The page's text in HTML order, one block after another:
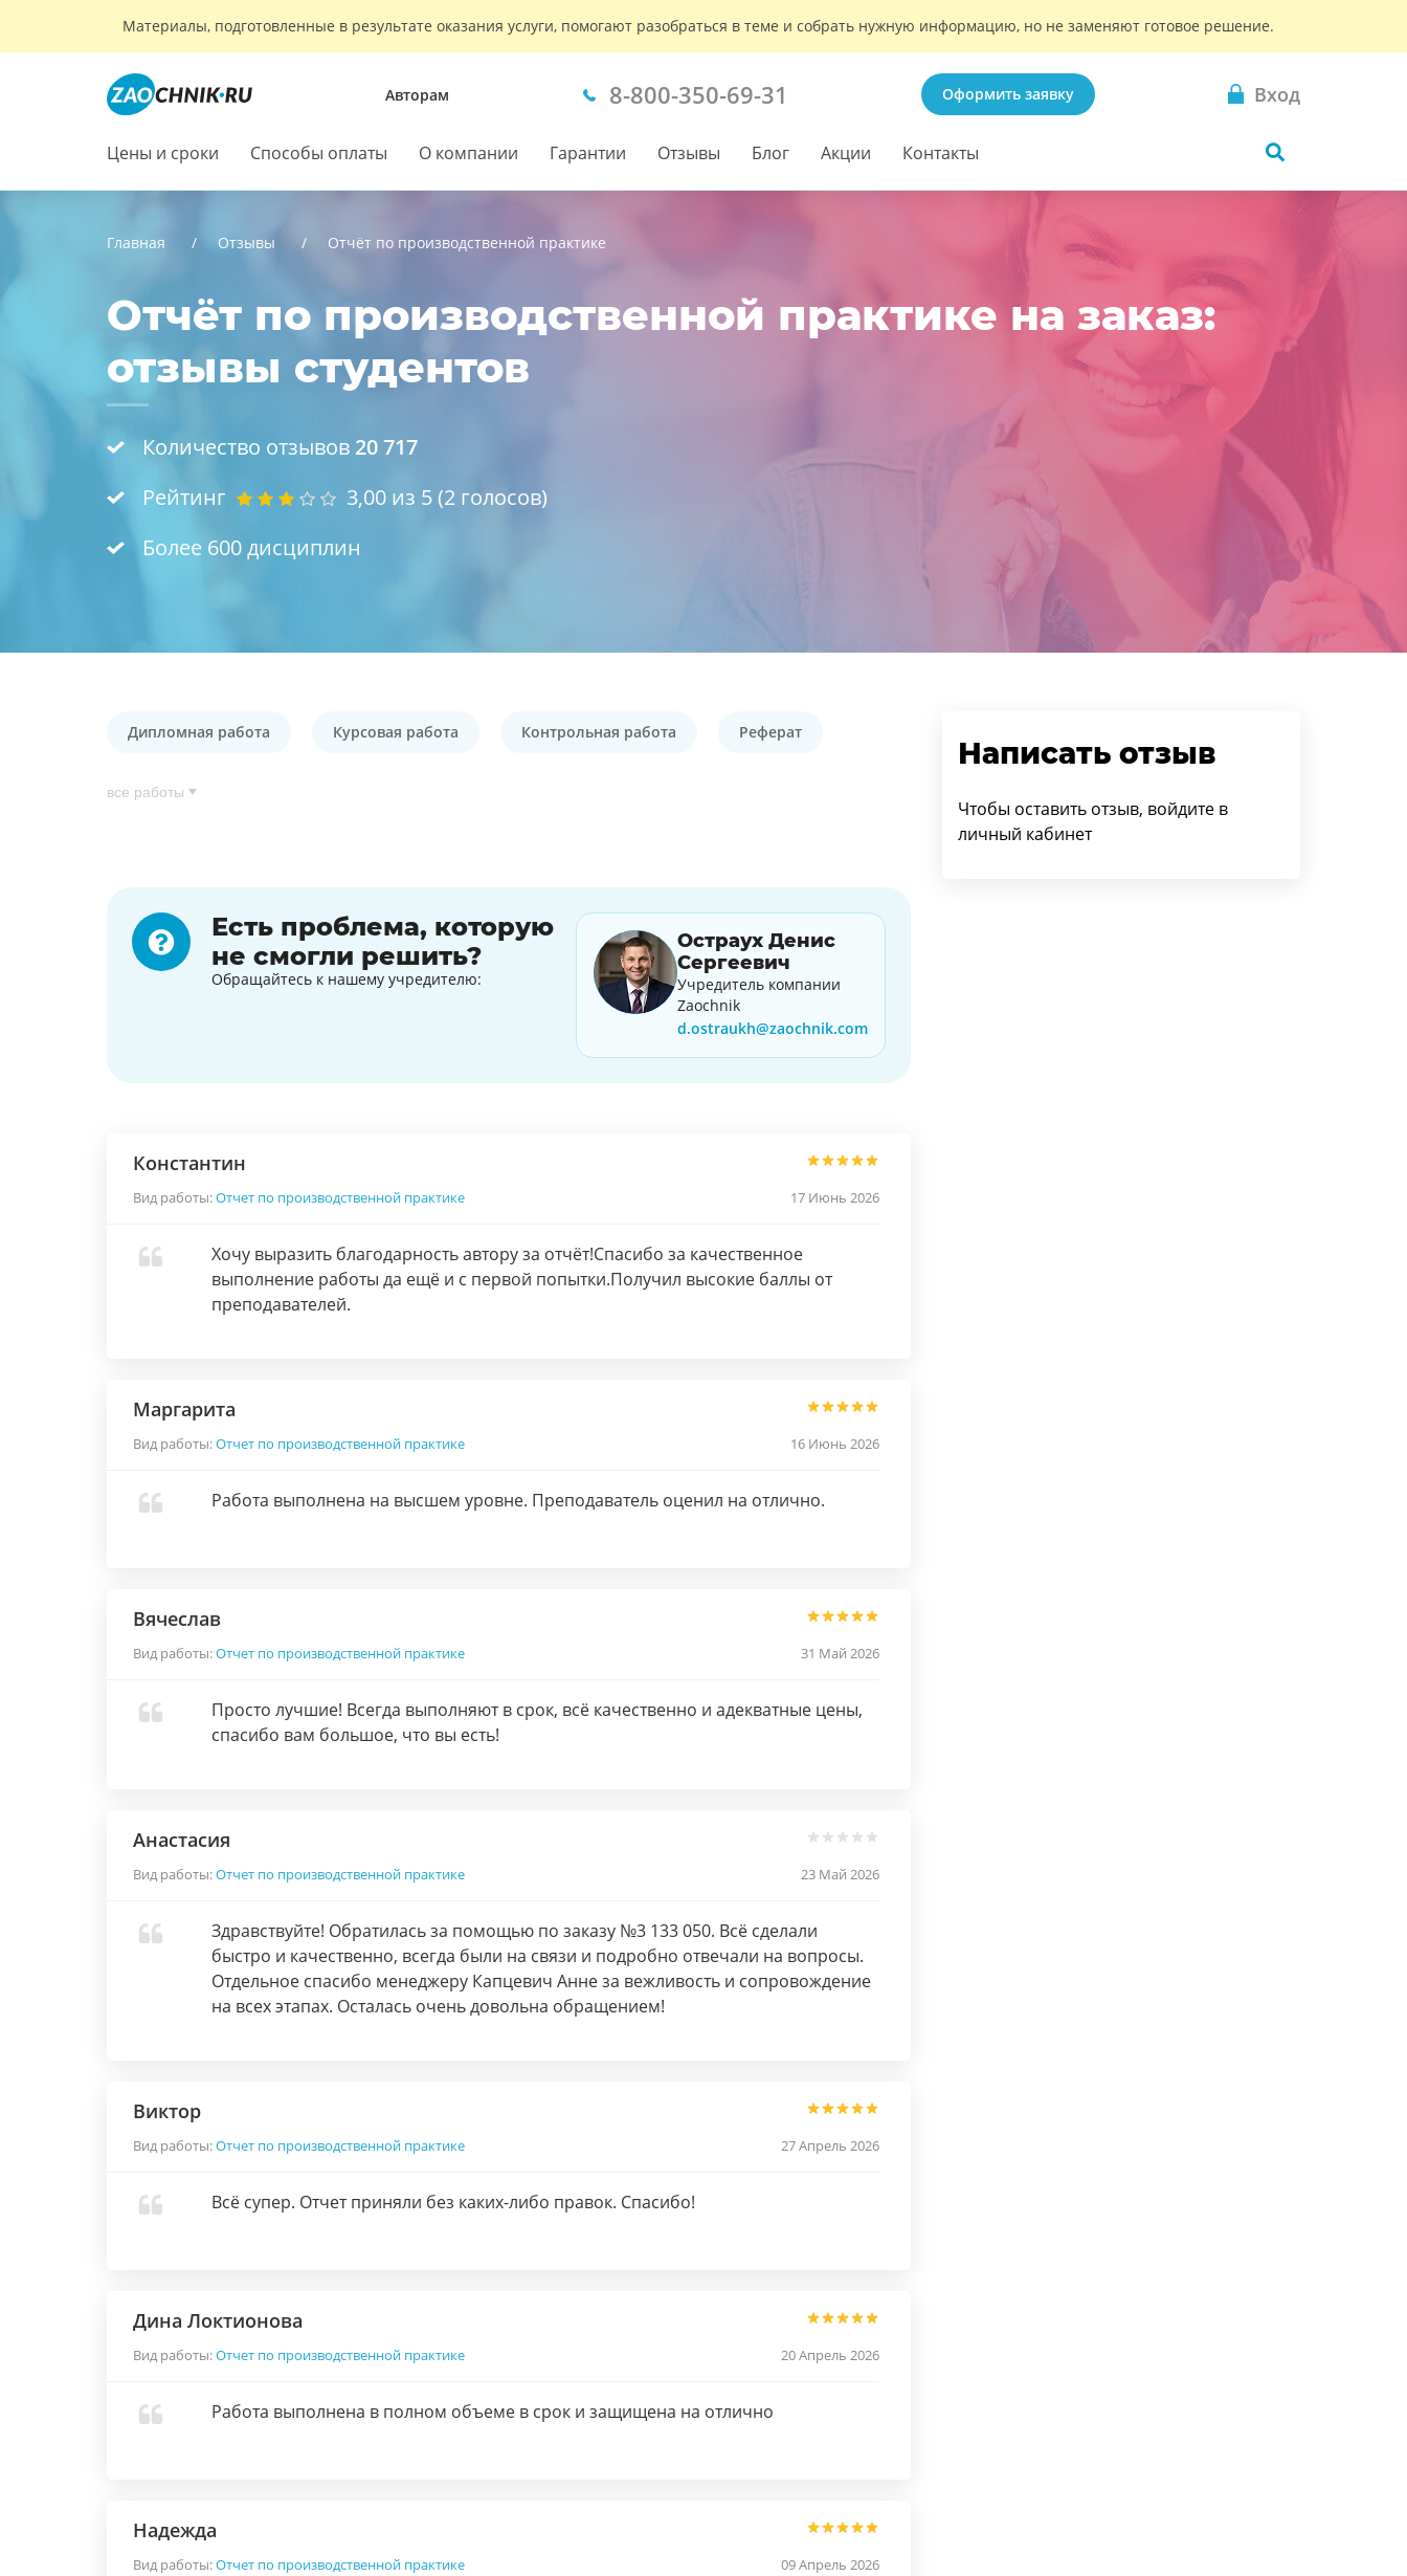
Материалы, подготовленные в результате оказания услуги, помогают разобраться в теме и собрать нужную информацию, но не заменяют готовое решение.
Авторам 8-800-350-69-31 Оформить заявку Вход
Цены и сроки Способы оплаты О компании Гарантии Отзывы Блог Акции Контакты
Главная Отзывы Отчёт по производственной практике
Отчёт по производственной практике на заказ:
отзывы студентов
Количество отзывов 20 717
Рейтинг
3,00 из 5 (2 голосов)
Более 600 дисциплин
Дипломная работа Курсовая работа Контрольная работа Реферат
все работы
Есть проблема, которую
не смогли решить?
Обращайтесь к нашему учредителю:
Остраух Денис
Сергеевич
Учредитель компании
Zaochnik
d.ostraukh@zaochnik.com
Константин
Вид работы:Отчет по производственной практике 17 Июнь 2026
Хочу выразить благодарность автору за отчёт!Спасибо за качественное
выполнение работы да ещё и с первой попытки.Получил высокие баллы от
преподавателей.
Маргарита
Вид работы:Отчет по производственной практике 16 Июнь 2026
Работа выполнена на высшем уровне. Преподаватель оценил на отлично.
Вячеслав
Вид работы:Отчет по производственной практике 31 Май 2026
Просто лучшие! Всегда выполняют в срок, всё качественно и адекватные цены,
спасибо вам большое, что вы есть!
Анастасия
Вид работы:Отчет по производственной практике 23 Май 2026
Здравствуйте! Обратилась за помощью по заказу №3 133 050. Всё сделали
быстро и качественно, всегда были на связи и подробно отвечали на вопросы.
Отдельное спасибо менеджеру Капцевич Анне за вежливость и сопровождение
на всех этапах. Осталась очень довольна обращением!
Виктор
Вид работы:Отчет по производственной практике 27 Апрель 2026
Всё супер. Отчет приняли без каких-либо правок. Спасибо!
Дина Локтионова
Вид работы:Отчет по производственной практике 20 Апрель 2026
Работа выполнена в полном объеме в срок и защищена на отлично
Надежда
Вид работы:Отчет по производственной практике 09 Апрель 2026
Написать отзыв
Чтобы оставить отзыв, войдите в
личный кабинет